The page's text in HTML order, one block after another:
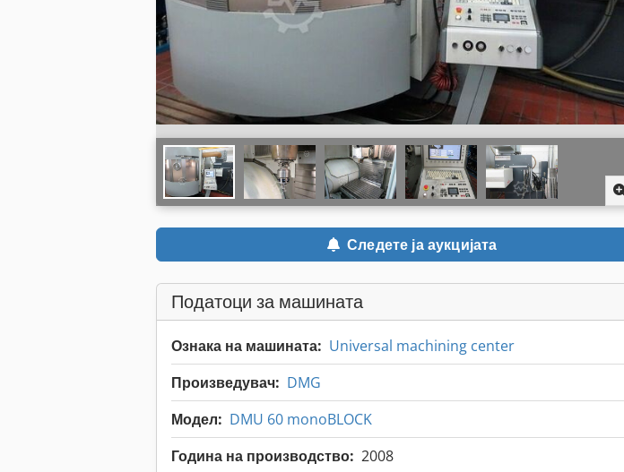
Следете ја аукцијата
Податоци за машината
Ознака на машината: Universal machining center
Произведувач: DMG
Модел: DMU 60 monoBLOCK
Година на производство: 2008